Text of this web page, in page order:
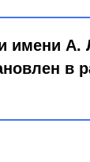
имени
в